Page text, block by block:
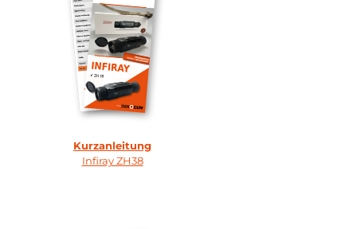
Kurzanleitung
Infiray ZH38